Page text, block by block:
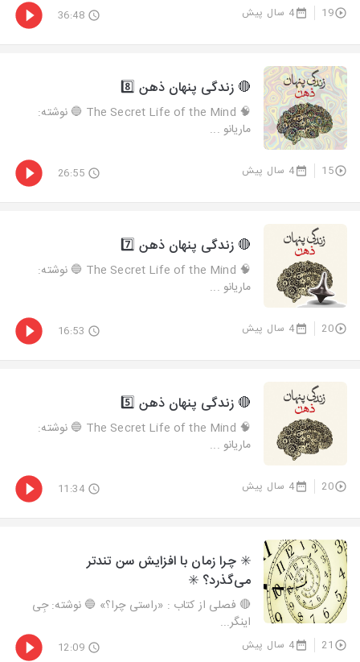
19 4 سال پیش 36:48
🔴 زندگی پنهان ذهن 8️⃣
🧠 The Secret Life of the Mind 🔵 نوشته:
ماریانو ...
15 4 سال پیش 26:55
🔴 زندگی پنهان ذهن 7️⃣
🧠 The Secret Life of the Mind 🔵 نوشته:
ماریانو ...
20 4 سال پیش 16:53
🔴 زندگی پنهان ذهن 5️⃣
🧠 The Secret Life of the Mind 🔵 نوشته:
ماریانو ...
20 4 سال پیش 11:34
✳️ چرا زمان با افزایش سن تندتر
می‌گذرد؟ ✳️
🔴 فصلی از کتاب : «راستی چرا؟» 🔵 نوشته: جِی
اینگر...
21 4 سال پیش 12:09